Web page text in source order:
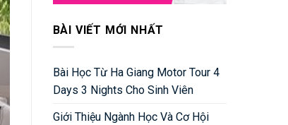
BÀI VIẾT MỚI NHẤT
Bài Học Từ Ha Giang Motor Tour 4
Days 3 Nights Cho Sinh Viên
Giới Thiệu Ngành Học Và Cơ Hội